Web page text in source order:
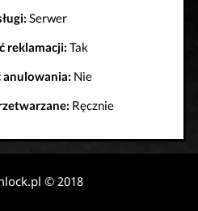
Serwer
reklamacji: Tak
anulowania: Nie
Ręcznie
© 2018